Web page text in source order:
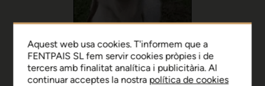
Aquest web usa cookies. T'informem que a
FENTPAIS SL fem servir cookies pròpies i de
tercers amb finalitat analítica i publicitària. Al
continuar acceptes la nostra política de cookies